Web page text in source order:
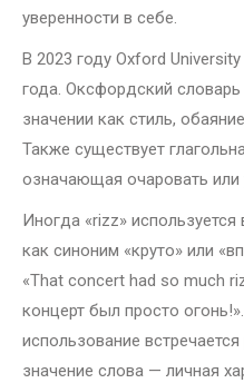
уверенности в себе.
В 2023 году Oxford
года. Оксфордский словарь
значении как стиль,
Также существует
означающая очаровать
Иногда «rizz»
как синоним «круто» или
«That concert had so much
концерт был просто
использование
значение слова — личная